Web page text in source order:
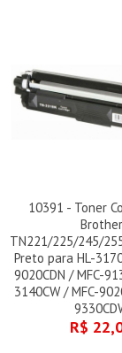
10391 - Toner
Brother
TN221/225/245/
Preto para HL-
9020CDN / MFC-
3140CW / MFC-
R$